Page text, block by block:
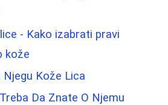
- Kako izabrati pravi
kože
Kože Lica
Da Znate O Njemu